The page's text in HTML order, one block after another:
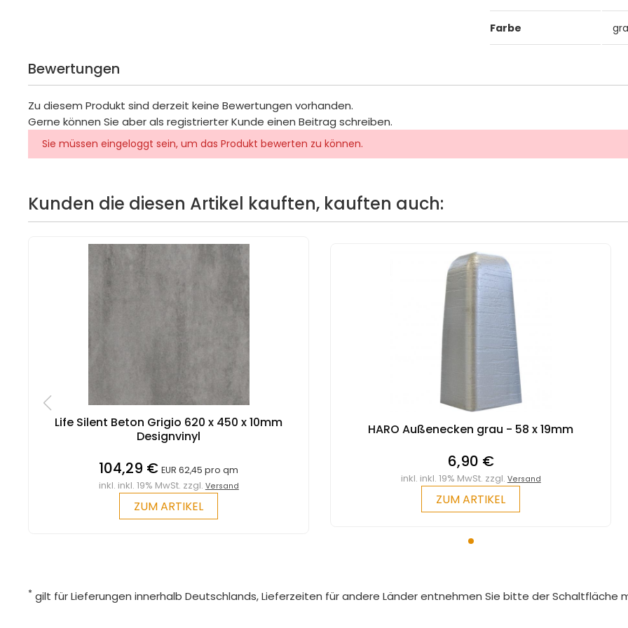
Farbe
Bewertungen
Zu diesem Produkt sind derzeit keine Bewertungen vorhanden.
Gerne können Sie aber als registrierter Kunde einen Beitrag schreiben.
Sie müssen eingeloggt sein, um das Produkt bewerten zu können.
Kunden die diesen Artikel kauften, kauften auch:
Life Silent Beton Grigio 620 x 450 x 10mm
Designvinyl
104,29 € EUR 62,45 pro qm
inkl. inkl. 19% MwSt. zzgl. Versand
ZUM ARTIKEL
HARO Außenecken grau - 58 x 19mm
6,90 €
inkl. inkl. 19% MwSt. zzgl. Versand
ZUM ARTIKEL
* gilt für Lieferungen innerhalb Deutschlands, Lieferzeiten für andere Länder entnehmen Sie bitte der Schaltfläche